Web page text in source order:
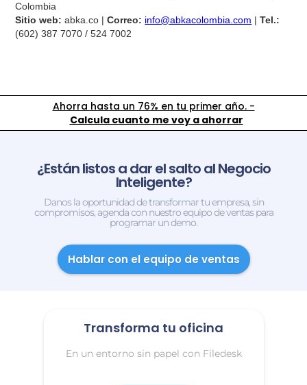
Colombia
Sitio web: abka.co |Correo: info@abkacolombia.com |Tel.:
(602) 387 7070 / 524 7002
Ahorra hasta un 76% en tu primer año. -
Calcula cuanto me voy a ahorrar
¿Están listos a dar el salto al Negocio
Inteligente?
Danos la oportunidad de transformar tu empresa, sin
compromisos, agenda con nuestro equipo de ventas para
programar un demo.
Hablar con el equipo de ventas
Transforma tu oficina
En un entorno sin papel con Filedesk